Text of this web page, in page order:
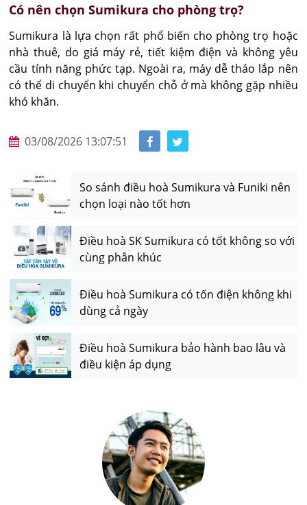
Có nên chọn Sumikura cho phòng trọ?
Sumikura là lựa chọn rất phổ biến cho phòng trọ hoặc
nhà thuê, do giá máy rẻ, tiết kiệm điện và không yêu
cầu tính năng phức tạp. Ngoài ra, máy dễ tháo lắp nên
có thể di chuyển khi chuyển chỗ ở mà không gặp nhiều
khó khăn.
03/08/2026 13:07:51
So sánh điều hoà Sumikura và Funiki nên
chọn loại nào tốt hơn
Điều hoà SK Sumikura có tốt không so với
cùng phân khúc
Điều hoà Sumikura có tốn điện không khi
dùng cả ngày
Điều hoà Sumikura bảo hành bao lâu và
điều kiện áp dụng